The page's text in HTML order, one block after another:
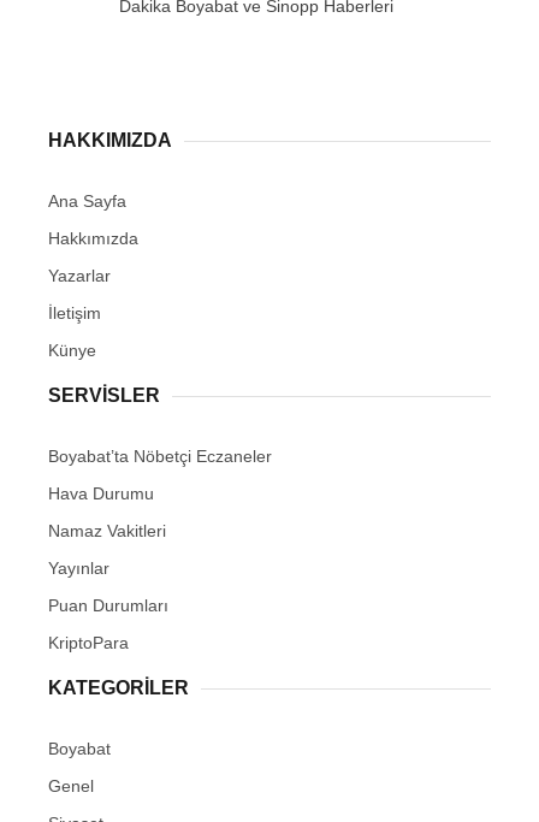
HAKKIMIZDA
Ana Sayfa
Hakkımızda
Yazarlar
İletişim
Künye
SERVISLER
Boyabat’ta Nöbetçi Eczaneler
Hava Durumu
Namaz Vakitleri
Yayınlar
Puan Durumları
KriptoPara
KATEGORILER
Boyabat
Genel